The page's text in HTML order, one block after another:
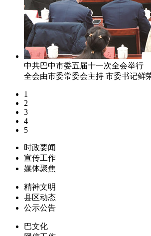
中共巴中市委五届十一次全会举行
全会由市委常委会主持 市委书记鲜
1
2
3
4
5
时政要闻
宣传工作
媒体聚焦
精神文明
县区动态
公示公告
巴文化